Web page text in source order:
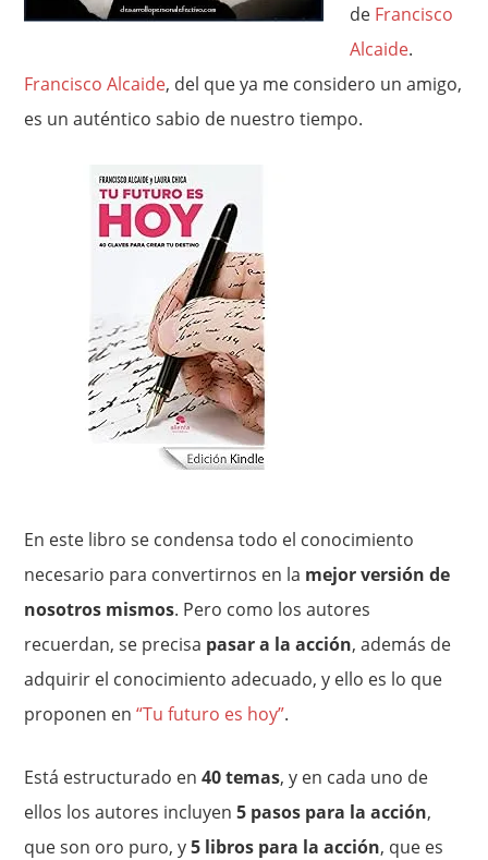
de Francisco
Alcaide.
Francisco Alcaide, del que ya me considero un amigo,
es un auténtico sabio de nuestro tiempo.
En este libro se condensa todo el conocimiento
necesario para convertirnos en la mejor versión de
nosotros mismos. Pero como los autores
recuerdan, se precisa pasar a la acción, además de
adquirir el conocimiento adecuado, y ello es lo que
proponen en“Tu futuro es hoy”.
Está estructurado en40 temas, y en cada uno de
ellos los autores incluyen5 pasos para la acción,
que son oro puro, y5 libros para la acción, que es